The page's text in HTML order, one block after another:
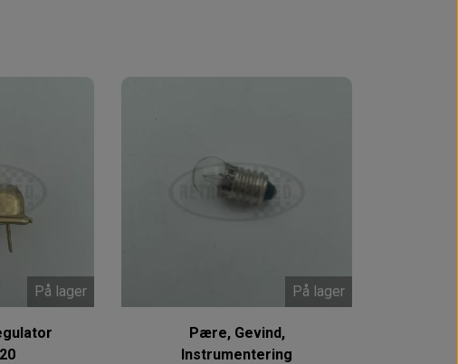
På lager På lager
Pære, Gevind,
Instrumentering